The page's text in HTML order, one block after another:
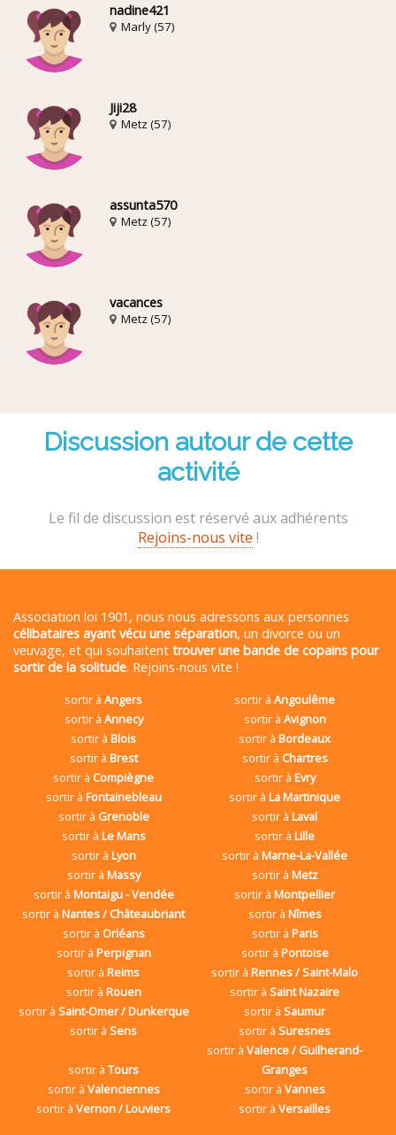
nadine421
Marly (57)
Jiji28
Metz (57)
assunta570
Metz (57)
vacances
Metz (57)
Discussion autour de cette
activité
Le fil de discussion est réservé aux adhérents
Rejoins-nous vite !
Association loi 1901, nous nous adressons aux personnes
célibataires ayant vécu une séparation, un divorce ou un
veuvage, et qui souhaitent trouver une bande de copains pour
sortir de la solitude. Rejoins-nous vite !
sortir àAngers sortir àAngoulême
sortir à Annecy sortir à Avignon
sortir àBlois sortir àBordeaux
sortir à Brest sortir à Chartres
sortir à Compiègne sortir à Evry
sortir à Fontainebleau sortir àLa Martinique
sortir à Grenoble sortir àLaval
sortir à Le Mans sortir àLille
sortir à Lyon sortir àMarne-La-Vallée
sortir à Massy sortir à Metz
sortir à Montaigu - Vendée sortir àMontpellier
sortir àNantes / Châteaubriant sortir à Nîmes
sortir à Orléans sortir à Paris
sortir à Perpignan sortir à Pontoise
sortir àReims sortir àRennes / Saint-Malo
sortir à Rouen sortir àSaint Nazaire
sortir à Saint-Omer / Dunkerque sortir àSaumur
sortir àSens sortir àSuresnes
sortir àTours
sortir àValence / Guilherand-
Granges
sortir à Valenciennes sortir à Vannes
sortir àVernon / Louviers sortir àVersailles